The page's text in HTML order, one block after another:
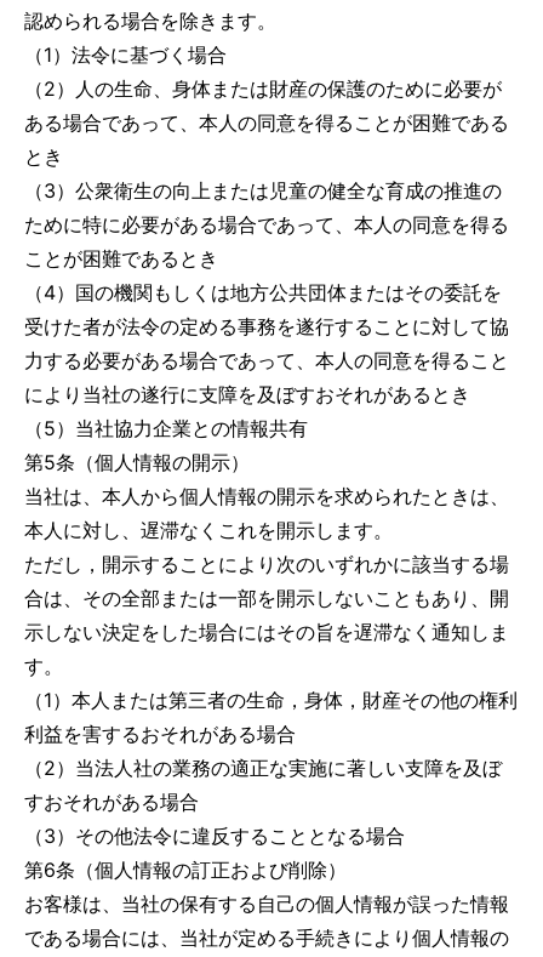
認められる場合を除きます。
（1）法令に基づく場合
（2）人の生命、身体または財産の保護のために必要が
ある場合であって、本人の同意を得ることが困難である
とき
（3）公衆衛生の向上または児童の健全な育成の推進の
ために特に必要がある場合であって、本人の同意を得る
ことが困難であるとき
（4）国の機関もしくは地方公共団体またはその委託を
受けた者が法令の定める事務を遂行することに対して協
力する必要がある場合であって、本人の同意を得ること
により当社の遂行に支障を及ぼすおそれがあるとき
（5）当社協力企業との情報共有
第5条（個人情報の開示）
当社は、本人から個人情報の開示を求められたときは、
本人に対し、遅滞なくこれを開示します。
ただし，開示することにより次のいずれかに該当する場
合は、その全部または一部を開示しないこともあり、開
示しない決定をした場合にはその旨を遅滞なく通知しま
す。
（1）本人または第三者の生命，身体，財産その他の権利
利益を害するおそれがある場合
（2）当法人社の業務の適正な実施に著しい支障を及ぼ
すおそれがある場合
（3）その他法令に違反することとなる場合
第6条（個人情報の訂正および削除）
お客様は、当社の保有する自己の個人情報が誤った情報
である場合には、当社が定める手続きにより個人情報の